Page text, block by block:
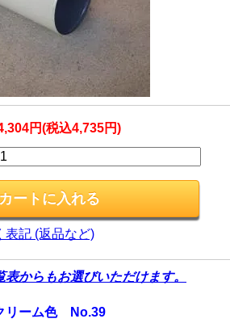
円(税込4,735円)
表記 (返品など)
からもお選びいただけます。
リーム色 No.39